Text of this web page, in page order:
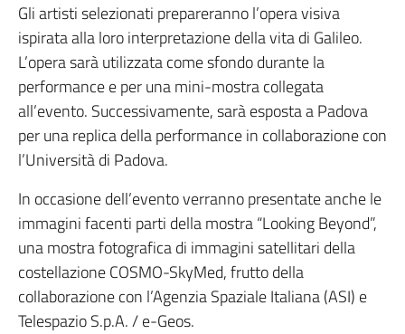
Gli artisti selezionati prepareranno l’opera visiva
ispirata alla loro interpretazione della vita di Galileo.
L’opera sarà utilizzata come sfondo durante la
performance e per una mini-mostra collegata
all’evento. Successivamente, sarà esposta a Padova
per una replica della performance in collaborazione con
l’Università di Padova.
In occasione dell’evento verranno presentate anche le
immagini facenti parti della mostra “Looking Beyond”,
una mostra fotografica di immagini satellitari della
costellazione COSMO-SkyMed, frutto della
collaborazione con l’Agenzia Spaziale Italiana (ASI) e
Telespazio S.p.A. / e-Geos.